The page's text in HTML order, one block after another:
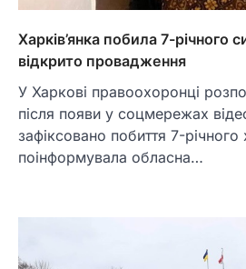
Харків’янка побила 7-річного
відкрито провадження
У Харкові правоохоронці
після появи у соцмережах
зафіксовано побиття 7-
поінформувала обласна…